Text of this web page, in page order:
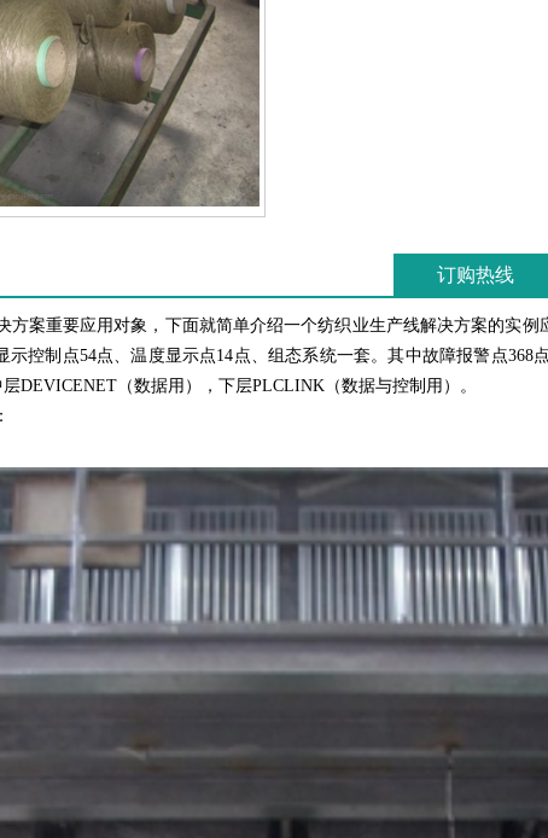
订购热线
案重要应用对象，下面就简单介绍一个纺织业生产线解决方案的实例
示控制点54点、温度显示点14点、组态系统一套。其中故障报警点368
DEVICENET（数据用），下层PLCLINK（数据与控制用）。